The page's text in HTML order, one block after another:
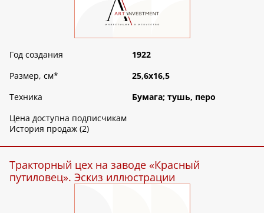
Год создания
1922
Размер, см*
25,6х16,5
Техника
Бумага; тушь, перо
Цена доступна подписчикам
История продаж (2)
Тракторный цех на заводе «Красный
путиловец». Эскиз иллюстрации